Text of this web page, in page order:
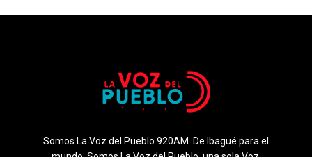
Somos La Voz del Pueblo 920AM. De Ibagué para el